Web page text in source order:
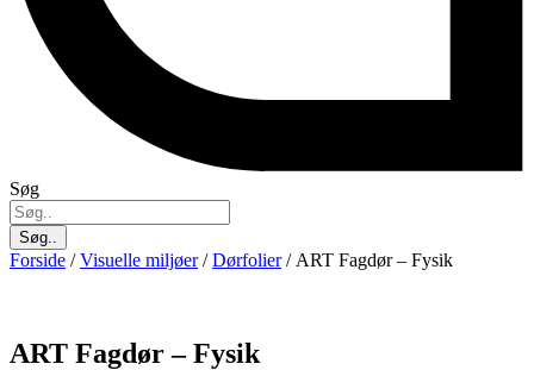
Søg
Søg..
Forside /Visuelle miljøer/Dørfolier/ ART Fagdør – Fysik
ART Fagdør – Fysik